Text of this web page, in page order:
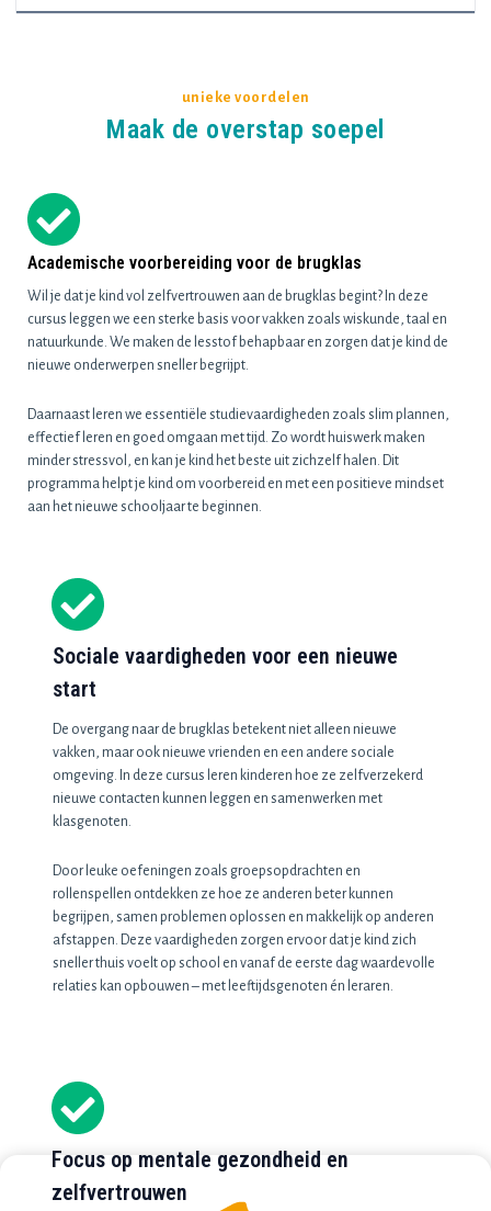
unieke voordelen
Maak de overstap soepel
Academische voorbereiding voor de brugklas
Wil je dat je kind vol zelfvertrouwen aan de brugklas begint? In deze
cursus leggen we een sterke basis voor vakken zoals wiskunde, taal en
natuurkunde. We maken de lesstof behapbaar en zorgen dat je kind de
nieuwe onderwerpen sneller begrijpt.
Daarnaast leren we essentiële studievaardigheden zoals slim plannen,
effectief leren en goed omgaan met tijd. Zo wordt huiswerk maken
minder stressvol, en kan je kind het beste uit zichzelf halen. Dit
programma helpt je kind om voorbereid en met een positieve mindset
aan het nieuwe schooljaar te beginnen.
Sociale vaardigheden voor een nieuwe
start
De overgang naar de brugklas betekent niet alleen nieuwe
vakken, maar ook nieuwe vrienden en een andere sociale
omgeving. In deze cursus leren kinderen hoe ze zelfverzekerd
nieuwe contacten kunnen leggen en samenwerken met
klasgenoten.
Door leuke oefeningen zoals groepsopdrachten en
rollenspellen ontdekken ze hoe ze anderen beter kunnen
begrijpen, samen problemen oplossen en makkelijk op anderen
afstappen. Deze vaardigheden zorgen ervoor dat je kind zich
sneller thuis voelt op school en vanaf de eerste dag waardevolle
relaties kan opbouwen – met leeftijdsgenoten én leraren.
Focus op mentale gezondheid en
zelfvertrouwen